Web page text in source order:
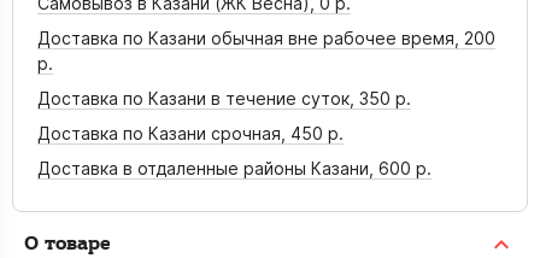
Доставка по Казани обычная вне рабочее время, 200
р.
Доставка по Казани в течение суток, 350 р.
Доставка по Казани срочная, 450 р.
Доставка в отдаленные районы Казани, 600 р.
О товаре